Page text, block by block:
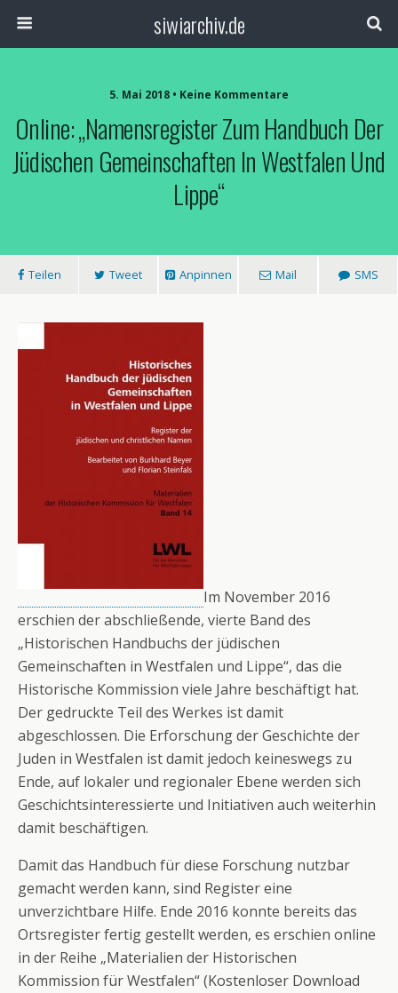
siwiarchiv.de
5. Mai 2018 • Keine Kommentare
Online: „Namensregister Zum Handbuch Der
Jüdischen Gemeinschaften In Westfalen Und
Lippe“
Teilen Tweet Anpinnen Mail SMS
Im November 2016
erschien der abschließende, vierte Band des
„Historischen Handbuchs der jüdischen
Gemeinschaften in Westfalen und Lippe“, das die
Historische Kommission viele Jahre beschäftigt hat.
Der gedruckte Teil des Werkes ist damit
abgeschlossen. Die Erforschung der Geschichte der
Juden in Westfalen ist damit jedoch keineswegs zu
Ende, auf lokaler und regionaler Ebene werden sich
Geschichtsinteressierte und Initiativen auch weiterhin
damit beschäftigen.
Damit das Handbuch für diese Forschung nutzbar
gemacht werden kann, sind Register eine
unverzichtbare Hilfe. Ende 2016 konnte bereits das
Ortsregister fertig gestellt werden, es erschien online
in der Reihe „Materialien der Historischen
Kommission für Westfalen“ (Kostenloser Download